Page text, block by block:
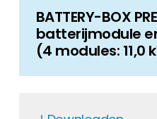
BATTERY-BOX
batterijmodule
(4 modules: 11,0